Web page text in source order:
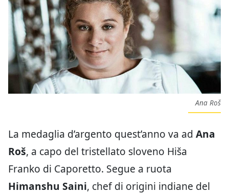
Ana Roš
La medaglia d’argento quest’anno va ad Ana
Roš, a capo del tristellato sloveno Hiša
Franko di Caporetto. Segue a ruota
Himanshu Saini, chef di origini indiane del